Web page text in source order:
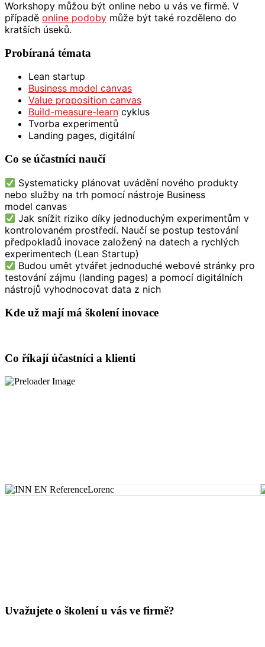
Workshopy můžou být online nebo u vás ve firmě. V
případě online podoby může být také rozděleno do
kratších úseků.
Probíraná témata
Lean startup
Business model canvas
Value proposition canvas
Build-measure-learn cyklus
Tvorba experimentů
Landing pages, digitální
Co se účastníci naučí
Systematicky plánovat uvádění nového produkty
nebo služby na trh pomocí nástroje Business
model canvas
Jak snížit riziko díky jednoduchým experimentům v
kontrolovaném prostředí. Naučí se postup testování
předpokladů inovace založený na datech a rychlých
experimentech (Lean Startup)
Budou umět ytvářet jednoduché webové stránky pro
testování zájmu (landing pages) a pomocí digitálních
nástrojů vyhodnocovat data z nich
Kde už mají má školení inovace
Co říkají účastníci a klienti
Uvažujete o školení u vás ve firmě?